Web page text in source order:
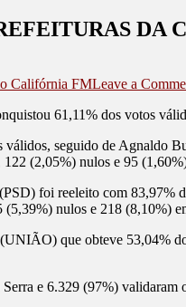
DA
Califórnia FMLeave a
61,11% dos votos
seguido de Agnaldo
(2,05%) nulos e 95
foi reeleito com
nulos e 218 (8,10%)
que obteve 53,04%
e 6.329 (97%)